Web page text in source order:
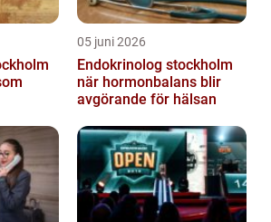
05 juni 2026
Endokrinolog stockholm
när hormonbalans blir
avgörande för hälsan